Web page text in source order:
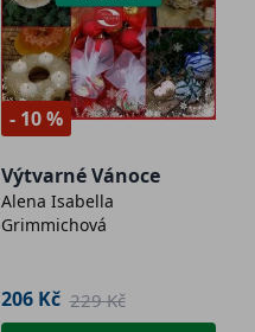
- 10 %
Výtvarné Vánoce
Alena Isabella
Grimmichová
206 Kč 229 Kč